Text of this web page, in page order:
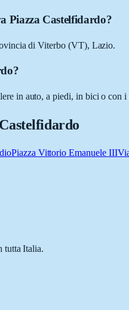
Piazza Castelfidardo?
di Viterbo (VT), Lazio.
in auto, a piedi, in bici o
Piazza Vittorio Emanuele III
tutta Italia.